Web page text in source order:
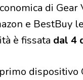
di
e BestBuy
è fissata dal 4
dispositivo